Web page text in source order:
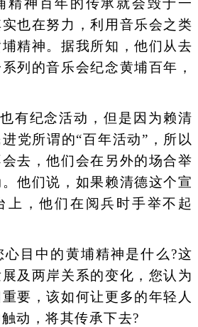
精神百年的传承就会毁于一
也在努力，利用音乐会之类
精神。据我所知，他们从去
列的音乐会纪念黄埔百年，
纪念活动，但是因为赖清
党所谓的“百年活动”，所以
去，他们会在另外的场合举
他们说，如果赖清德这个宣
上，他们在阅兵时手举不起
心目中的黄埔精神是什么?这
及两岸关系的变化，您认为
要，该如何让更多的年轻人
动，将其传承下去?